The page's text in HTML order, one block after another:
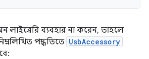
ব্যবহার না করেন, তাহলে
পদ্ধতিতে UsbAccessory